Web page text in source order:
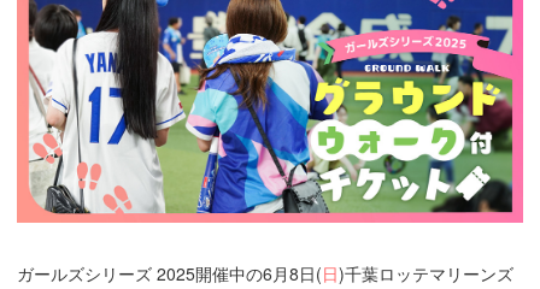
ガールズシリーズ 2025開催中の6月8日(日)千葉ロッテマリーンズ